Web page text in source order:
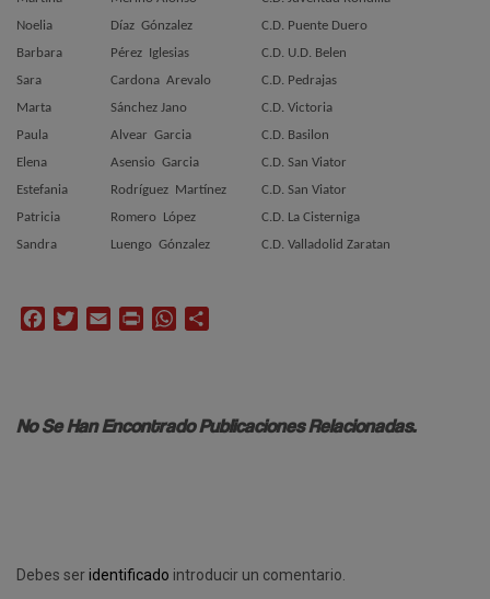
Noelia
Díaz Gónzalez
C.D. Puente Duero
Barbara
Pérez Iglesias
C.D. U.D. Belen
Sara
Cardona Arevalo
C.D. Pedrajas
Marta
Sánchez Jano
C.D. Victoria
Paula
Alvear Garcia
C.D. Basilon
Elena
Asensio Garcia
C.D. San Viator
Estefania
Rodríguez Martínez
C.D. San Viator
Patricia
Romero López
C.D. La Cisterniga
Sandra
Luengo Gónzalez C.D. Valladolid Zaratan
FacebookTwitterEmail Print WhatsApp
No Se Han Encontrado Publicaciones Relacionadas.
Debes seridentificado introducir un comentario.